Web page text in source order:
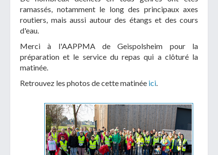
ramassés, notamment le long des principaux axes
routiers, mais aussi autour des étangs et des cours
d'eau.
Merci à l'AAPPMA de Geispolsheim pour la
préparation et le service du repas qui a clôturé la
matinée.
Retrouvez les photos de cette matinée ici.